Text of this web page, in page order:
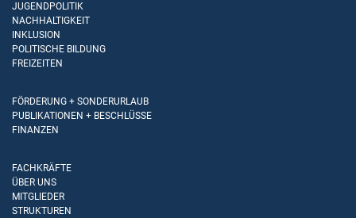
JUGENDPOLITIK
NACHHALTIGKEIT
INKLUSION
POLITISCHE BILDUNG
FREIZEITEN
FÖRDERUNG + SONDERURLAUB
PUBLIKATIONEN + BESCHLÜSSE
FINANZEN
FACHKRÄFTE
ÜBER UNS
MITGLIEDER
STRUKTUREN